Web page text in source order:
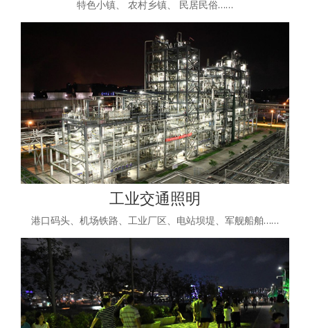
特色小镇、 农村乡镇、 民居民俗……
工业交通照明
港口码头、机场铁路、工业厂区、电站坝堤、军舰船舶……